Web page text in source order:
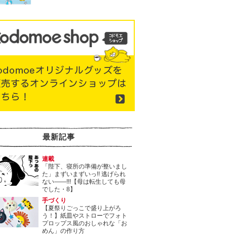
最新記事
連載
「陛下、寝所の準備が整いまし
た」まずいまずいっ!! 逃げられ
ない――!!!【母は転生しても母
でした・8】
手づくり
【夏祭りごっこで盛り上がろ
う！】紙皿やストローでフォト
プロップス風のおしゃれな「お
めん」の作り方